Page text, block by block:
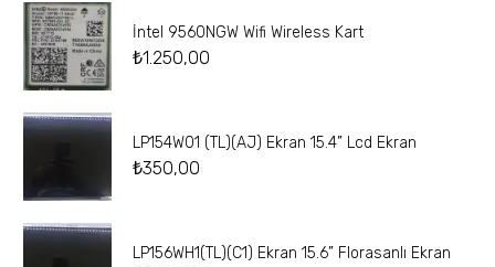
İntel 9560NGW Wifi Wireless Kart
₺1.250,00
LP154W01 (TL)(AJ) Ekran 15.4” Lcd Ekran
₺350,00
LP156WH1(TL)(C1) Ekran 15.6” Florasanlı Ekran